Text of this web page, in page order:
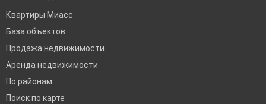
Квартиры Миасс
База объектов
Продажа недвижимости
Аренда недвижимости
По районам
Поиск по карте